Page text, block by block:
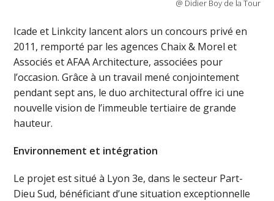
@ Didier Boy de la Tour
Icade et Linkcity lancent alors un concours privé en
2011, remporté par les agences Chaix & Morel et
Associés et AFAA Architecture, associées pour
l’occasion. Grâce à un travail mené conjointement
pendant sept ans, le duo architectural offre ici une
nouvelle vision de l’immeuble tertiaire de grande
hauteur.
Environnement et intégration
Le projet est situé à Lyon 3e, dans le secteur Part-
Dieu Sud, bénéficiant d’une situation exceptionnelle